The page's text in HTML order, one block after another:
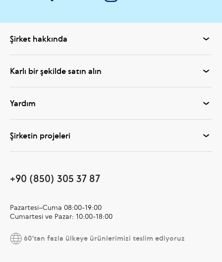
Şirket hakkında
Karlı bir şekilde satın alın
Yardım
Şirketin projeleri
+90 (850) 305 37 87
Pazartesi–Cuma 08:00-19:00
Cumartesi ve Pazar: 10:00-18:00
60'tan fazla ülkeye ürünlerimizi teslim ediyoruz